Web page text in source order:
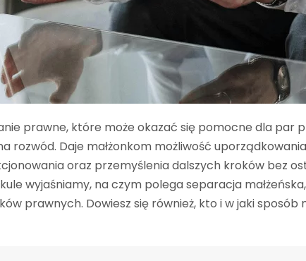
prawne, które może okazać się pomocne dla par
rozwód. Daje małżonkom możliwość
oraz przemyślenia dalszych kroków bez
wyjaśniamy, na czym polega separacja
prawnych. Dowiesz się również, kto i w jaki sposób